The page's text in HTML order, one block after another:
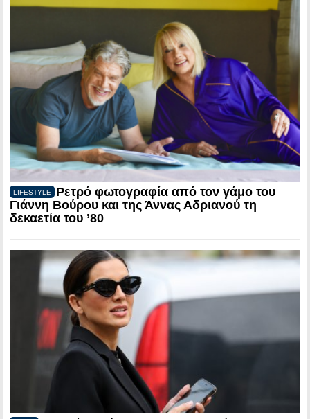
LIFESTYLE
Ρετρό φωτογραφία από τον γάμο του
Γιάννη Βούρου και της Άννας Αδριανού τη
δεκαετία του ’80